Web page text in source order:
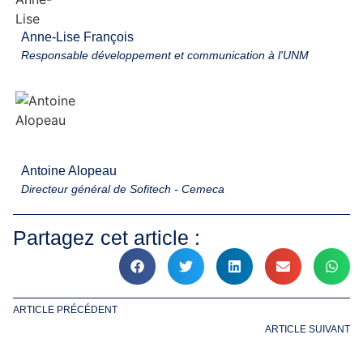
Anne-Lise François
Responsable développement et communication à l'UNM
Antoine Alopeau
Directeur général de Sofitech - Cemeca
Partagez cet article :
ARTICLE PRÉCÉDENT
ARTICLE SUIVANT